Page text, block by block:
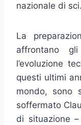
nazionale di sci.
La
affrontano
l’evoluzione
questi ultimi
mondo, sono
soffermato
di situazione